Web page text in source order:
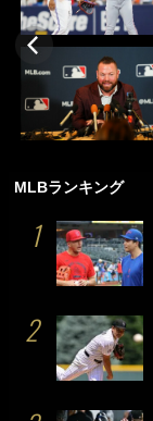
MLBランキング